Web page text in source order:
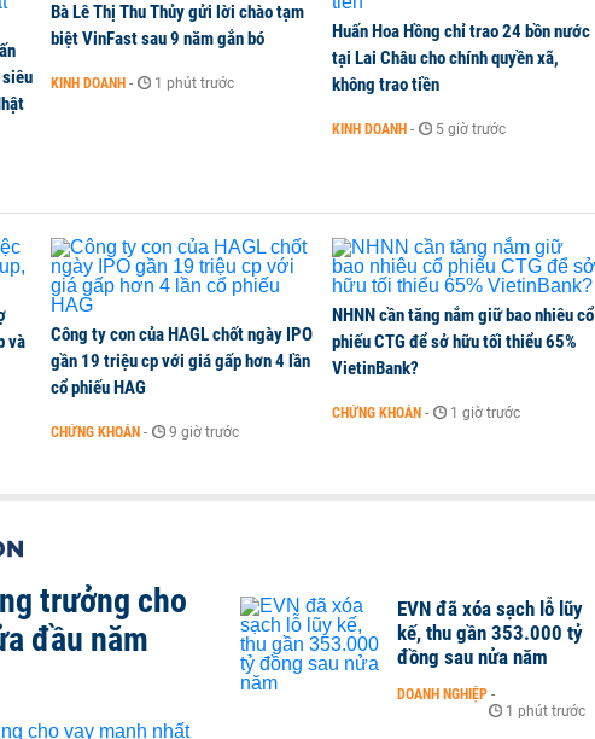
hàng online, lao động công trình đóng BHXH bắt buộc
Quạt, Hồ Văn Khoa bị khởi tố
Bà Lê Thị Thu Thủy gửi lời chào tạm
biệt VinFast sau 9 năm gắn bó
KINH DOANH - 1 phút trước
Huấn Hoa Hồng chỉ trao 24 bồn nước
tại Lai Châu cho chính quyền xã,
không trao tiền
KINH DOANH - 5 giờ trước
và
Công ty con của HAGL chốt ngày IPO
gần 19 triệu cp với giá gấp hơn 4 lần
cổ phiếu HAG
CHỨNG KHOÁN - 9 giờ trước
NHNN cần tăng nắm giữ bao nhiêu cổ
phiếu CTG để sở hữu tối thiểu 65%
VietinBank?
CHỨNG KHOÁN - 1 giờ trước
trưởng cho
đầu năm
EVN đã xóa sạch lỗ lũy
kế, thu gần 353.000 tỷ
đồng sau nửa năm
DOANH NGHIỆP -
1 phút trước